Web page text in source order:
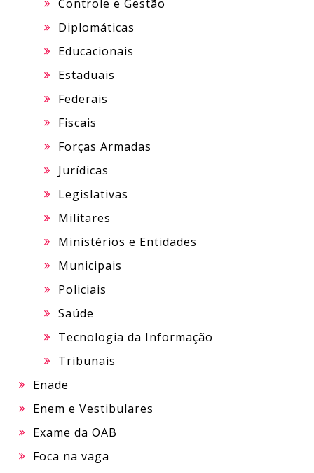
Controle e Gestão
Diplomáticas
Educacionais
Estaduais
Federais
Fiscais
Forças Armadas
Jurídicas
Legislativas
Militares
Ministérios e Entidades
Municipais
Policiais
Saúde
Tecnologia da Informação
Tribunais
Enade
Enem e Vestibulares
Exame da OAB
Foca na vaga